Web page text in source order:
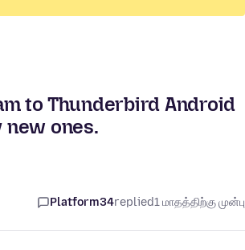
to Thunderbird Android
new ones.
Platform34replied1 மாதத்திற்கு முன்பு